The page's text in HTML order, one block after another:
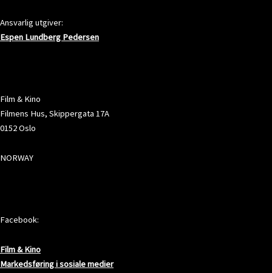
Ansvarlig utgiver:
Espen Lundberg Pedersen
Film & Kino
Filmens Hus, Skippergata 17A
0152 Oslo
NORWAY
Facebook:
Film & Kino
Markedsføring i sosiale medier